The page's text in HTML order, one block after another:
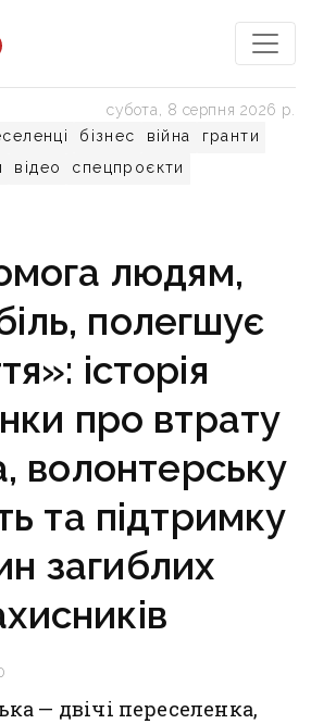
бізнес війна
гранти
відео спецпроєкти
субота, 8 серпня 2026 р.
людям,
полегшує
історія
про втрату
волонтерську
та підтримку
загиблих
— двічі переселенка,